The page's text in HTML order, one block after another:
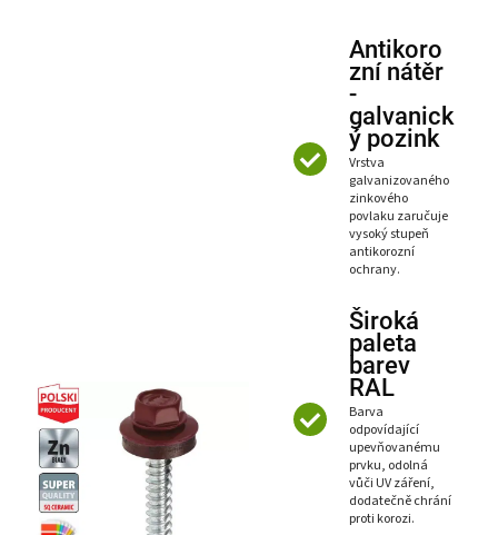
Antikoro
zní nátěr
-
galvanick
ý pozink
Vrstva
galvanizovaného
zinkového
povlaku zaručuje
vysoký stupeň
antikorozní
ochrany.
Široká
paleta
barev
RAL
Barva
odpovídající
upevňovanému
prvku, odolná
vůči UV záření,
dodatečně chrání
proti korozi.